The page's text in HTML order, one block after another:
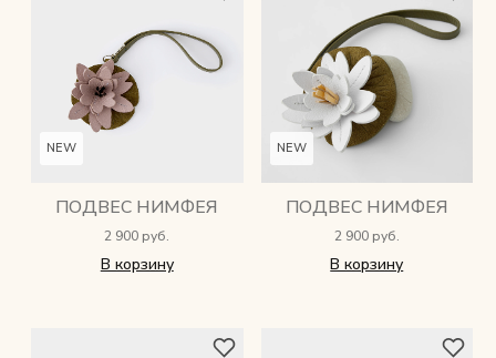
Мини-сумки и чехлы
Кошельки
Ювелирные украшения
NEW
ПОДВЕС НИМФЕЯ
2 900 руб.
В корзину
NEW
ПОДВЕС НИМФЕЯ
2 900 руб.
В корзину